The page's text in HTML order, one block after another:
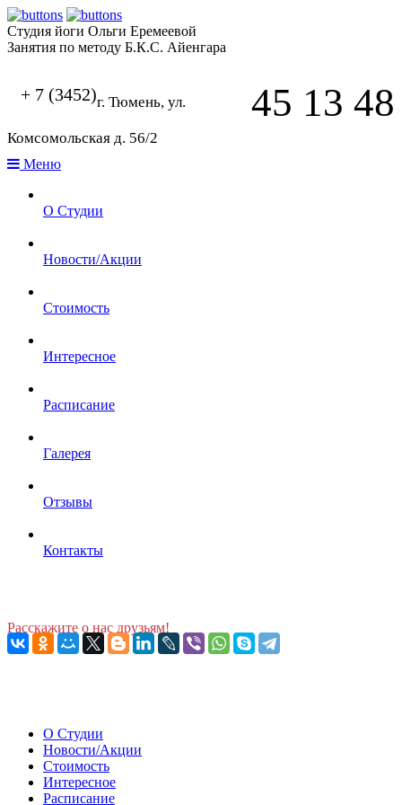
Студия йоги Ольги Еремеевой
Занятия по методу Б.К.С. Айенгара
+ 7 (3452) 45 13 48
г. Тюмень, ул.
Комсомольская д. 56/2
Меню
О Студии
Новости/Акции
Стоимость
Интересное
Расписание
Галерея
Отзывы
Контакты
Расскажите о нас друзьям!
О Студии
Новости/Акции
Стоимость
Интересное
Расписание